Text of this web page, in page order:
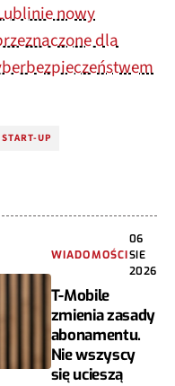
nowy
dla
START-UP
WIADOMOŚCI
06
SIE
2026
T-Mobile
zmienia zasady
abonamentu.
Nie wszyscy
się ucieszą